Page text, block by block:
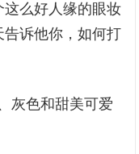
么好人缘的眼妆
诉他你，如何打
灰色和甜美可爱